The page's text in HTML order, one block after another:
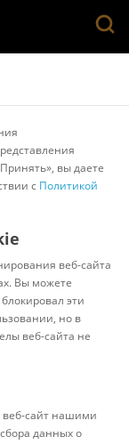
токовые клещи,
вы даете
с Политикой
веб-сайта
Вы можете
эти
но в
веб-сайта не
веб-сайт нашими
данных о